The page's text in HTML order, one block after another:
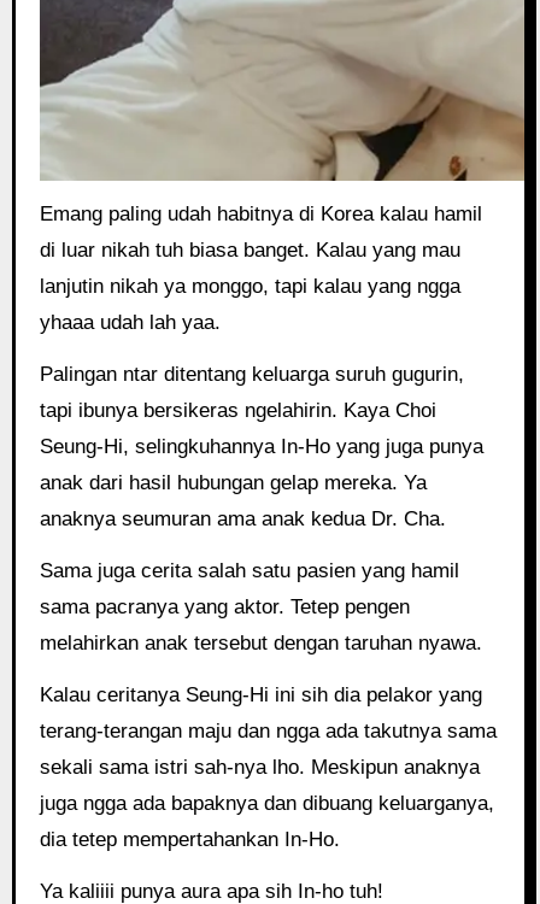
Emang paling udah habitnya di Korea kalau hamil
di luar nikah tuh biasa banget. Kalau yang mau
lanjutin nikah ya monggo, tapi kalau yang ngga
yhaaa udah lah yaa.
Palingan ntar ditentang keluarga suruh gugurin,
tapi ibunya bersikeras ngelahirin. Kaya Choi
Seung-Hi, selingkuhannya In-Ho yang juga punya
anak dari hasil hubungan gelap mereka. Ya
anaknya seumuran ama anak kedua Dr. Cha.
Sama juga cerita salah satu pasien yang hamil
sama pacranya yang aktor. Tetep pengen
melahirkan anak tersebut dengan taruhan nyawa.
Kalau ceritanya Seung-Hi ini sih dia pelakor yang
terang-terangan maju dan ngga ada takutnya sama
sekali sama istri sah-nya lho. Meskipun anaknya
juga ngga ada bapaknya dan dibuang keluarganya,
dia tetep mempertahankan In-Ho.
Ya kaliiii punya aura apa sih In-ho tuh!